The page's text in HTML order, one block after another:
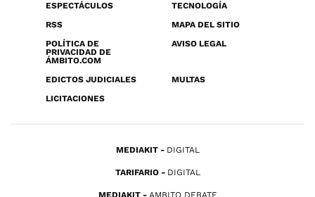
ESPECTÁCULOS
TECNOLOGÍA
RSS
MAPA DEL SITIO
POLÍTICA DE
PRIVACIDAD DE
ÁMBITO.COM
AVISO LEGAL
EDICTOS JUDICIALES
MULTAS
LICITACIONES
MEDIAKIT DIGITAL
TARIFARIO DIGITAL